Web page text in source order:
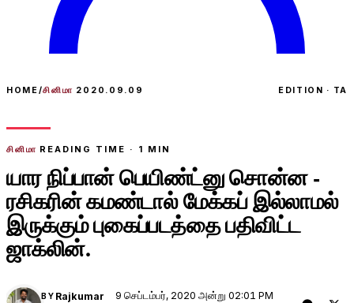
HOME/சினிமா 2020.09.09 EDITION · TA
சினிமா READING TIME · 1 MIN
யார நிப்பான் பெயிண்ட்னு சொன்ன -
ரசிகரின் கமண்டால் மேக்கப் இல்லாமல்
இருக்கும் புகைப்படத்தை பதிவிட்ட
ஜாக்லின்.
BY Rajkumar 9 செப்டம்பர், 2020 அன்று 02:01 PM